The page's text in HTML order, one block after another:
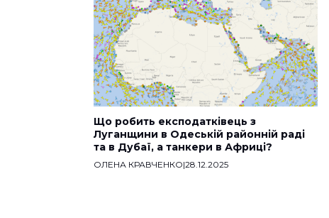
Що робить експодатківець з
Луганщини в Одеській районній раді
та в Дубаї, а танкери в Африці?
ОЛЕНА КРАВЧЕНКО|28.12.2025